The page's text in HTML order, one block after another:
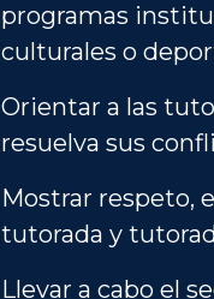
programas
culturales o
Orientar a las
resuelva sus
Mostrar respeto,
tutorada y
Llevar a cabo el